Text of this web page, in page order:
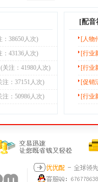
：38650人次)
：43136人次)
(关注：41980人次)
注：37151人次)
注：50986人次)
[配音
[人物
[行业
[行业
[促销
[行业